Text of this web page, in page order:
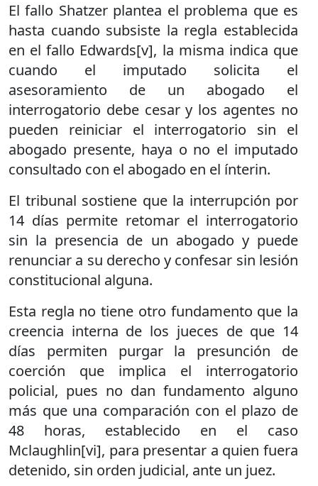
El fallo Shatzer plantea el problema que es
hasta cuando subsiste la regla establecida
en el fallo Edwards[v], la misma indica que
cuando el imputado solicita el
asesoramiento de un abogado el
interrogatorio debe cesar y los agentes no
pueden reiniciar el interrogatorio sin el
abogado presente, haya o no el imputado
consultado con el abogado en el ínterin.
El tribunal sostiene que la interrupción por
14 días permite retomar el interrogatorio
sin la presencia de un abogado y puede
renunciar a su derecho y confesar sin lesión
constitucional alguna.
Esta regla no tiene otro fundamento que la
creencia interna de los jueces de que 14
días permiten purgar la presunción de
coerción que implica el interrogatorio
policial, pues no dan fundamento alguno
más que una comparación con el plazo de
48 horas, establecido en el caso
Mclaughlin[vi], para presentar a quien fuera
detenido, sin orden judicial, ante un juez.